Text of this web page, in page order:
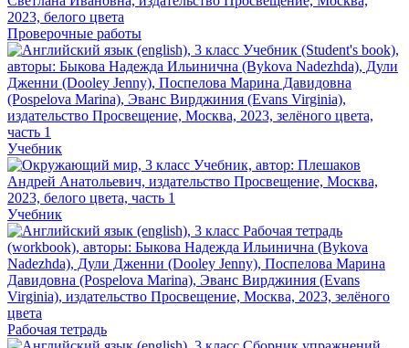
Проверочные работы
Учебник
Учебник
Рабочая тетрадь